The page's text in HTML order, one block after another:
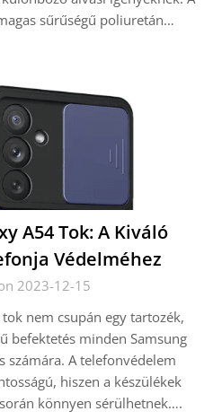
sűrűségű poliuretán…
A54 Tok: A Kiváló
Védelméhez
2023-12-15
nem csupán egy tartozék,
befektetés minden Samsung
számára. A telefonvédelem
hiszen a készülékek
könnyen sérülhetnek….